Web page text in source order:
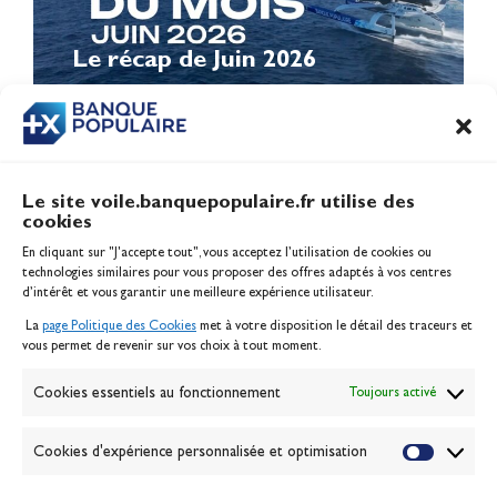
Le site voile.banquepopulaire.fr utilise des
cookies
En cliquant sur "J'accepte tout", vous acceptez l’utilisation de cookies ou
technologies similaires pour vous proposer des offres adaptés à vos centres
d’intérêt et vous garantir une meilleure expérience utilisateur.
La page Politique des Cookies met à votre disposition le détail des traceurs et
vous permet de revenir sur vos choix à tout moment.
Cookies essentiels au fonctionnement Toujours activé
Cookies d'expérience personnalisée et optimisation
Le récap de Juin 2026
Inscription serveur média
Contact
Politique des cookies
Banque de la voile
Passion Voile TV